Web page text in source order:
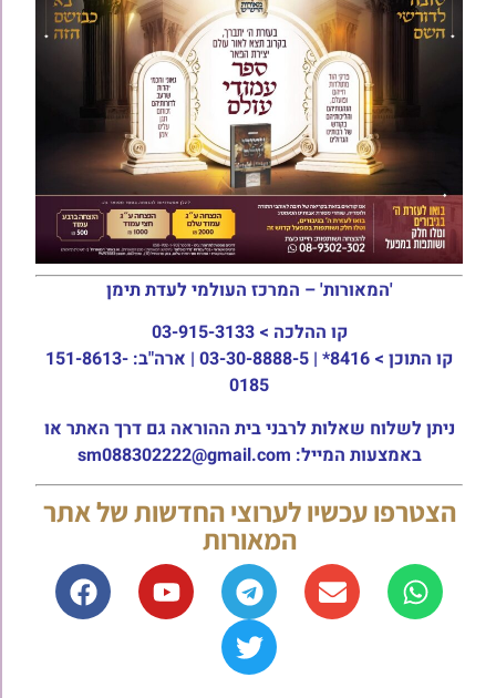
'המאורות' – המרכז העולמי לעדת תימן
קו ההלכה > 03-915-3133
קו התוכן >
8416* | 03-30-8888-5 | ארה"ב: 151-8613-
0185
ניתן לשלוח שאלות לרבני בית ההוראה גם דרך האתר או
באמצעות המייל: sm088302222@gmail.com
הצטרפו עכשיו לערוצי החדשות של אתר
המאורות